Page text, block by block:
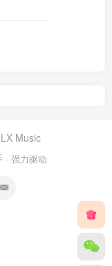
Music
· 强力驱动